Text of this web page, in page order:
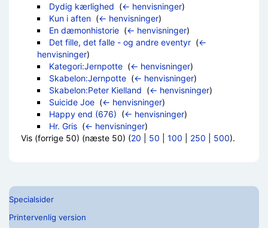
Dydig kærlighed (← henvisninger)
Kun i aften‎ (← henvisninger)
En dæmonhistorie‎ (← henvisninger)
Det fille, det falle - og andre eventyr‎ (←
henvisninger)
Kategori:Jernpotte‎ (← henvisninger)
Skabelon:Jernpotte‎ (← henvisninger)
Skabelon:Peter Kielland (← henvisninger)
Suicide Joe‎ (← henvisninger)
Happy end (676) (← henvisninger)
Hr. Gris‎ (← henvisninger)
Vis (forrige 50) (næste 50) (20 50 100 250 500).
Specialsider
Printervenlig version